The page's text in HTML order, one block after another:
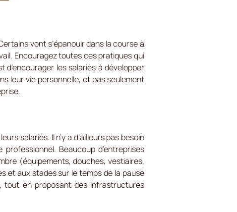
vont s’épanouir dans la course à
Encouragez toutes ces pratiques qui
les salariés à développer
leur vie personnelle, et pas seulement
salariés. Il n’y a d’ailleurs pas besoin
Beaucoup d’entreprises
(équipements, douches, vestiaires,
et aux stades sur le temps de la pause
tout en proposant des infrastructures